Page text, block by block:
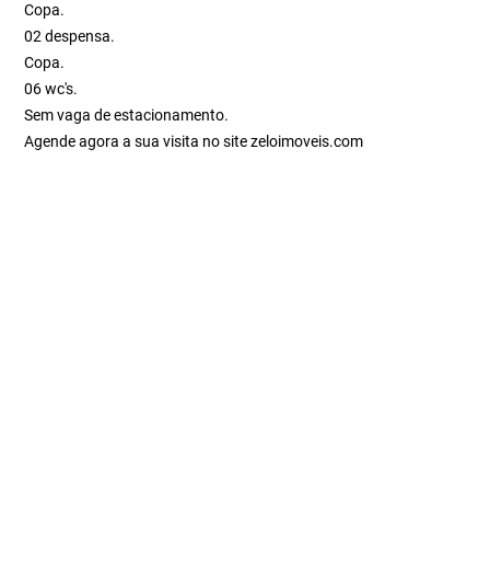
Copa.
02 despensa.
Copa.
06 wc's.
Sem vaga de estacionamento.
Agende agora a sua visita no site zeloimoveis.com